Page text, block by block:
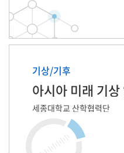
기상/기후
세종대학교 산학협력단